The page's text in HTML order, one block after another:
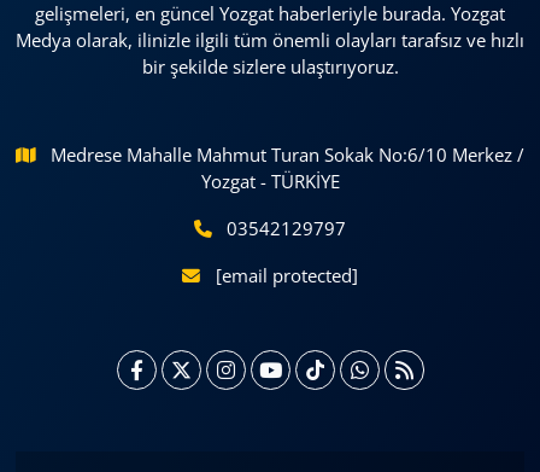
gelişmeleri, en güncel Yozgat haberleriyle burada. Yozgat
Medya olarak, ilinizle ilgili tüm önemli olayları tarafsız ve hızlı
bir şekilde sizlere ulaştırıyoruz.
Medrese Mahalle Mahmut Turan Sokak No:6/10 Merkez /
Yozgat - TÜRKİYE
03542129797
[email protected]